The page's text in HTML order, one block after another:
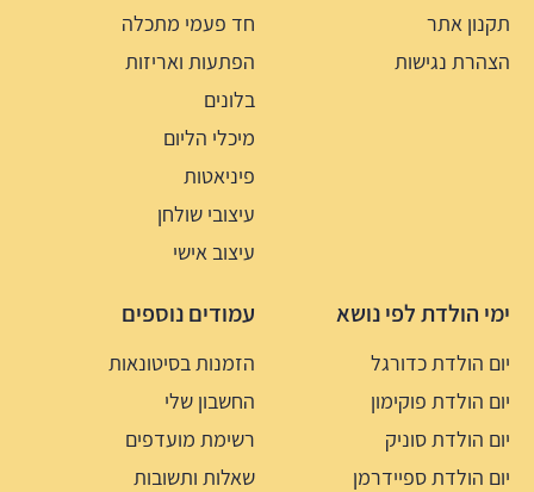
תקנון אתר
הצהרת נגישות
חד פעמי מתכלה
הפתעות ואריזות
בלונים
מיכלי הליום
פיניאטות
עיצובי שולחן
עיצוב אישי
ימי הולדת לפי נושא
יום הולדת כדורגל
יום הולדת פוקימון
יום הולדת סוניק
יום הולדת ספיידרמן
עמודים נוספים
הזמנות בסיטונאות
החשבון שלי
רשימת מועדפים
שאלות ותשובות